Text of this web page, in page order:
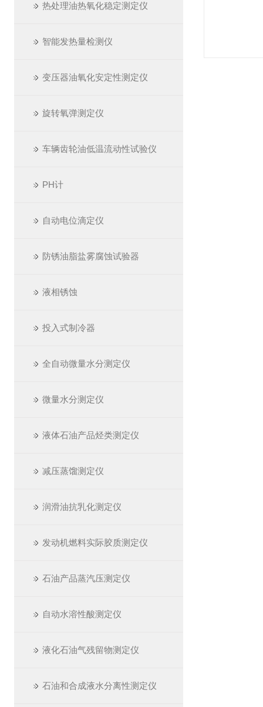
热处理油热氧化稳定测定仪
智能发热量检测仪
变压器油氧化安定性测定仪
旋转氧弹测定仪
车辆齿轮油低温流动性试验仪
PH计
自动电位滴定仪
防锈油脂盐雾腐蚀试验器
液相锈蚀
投入式制冷器
全自动微量水分测定仪
微量水分测定仪
液体石油产品烃类测定仪
减压蒸馏测定仪
润滑油抗乳化测定仪
发动机燃料实际胶质测定仪
石油产品蒸汽压测定仪
自动水溶性酸测定仪
液化石油气残留物测定仪
石油和合成液水分离性测定仪